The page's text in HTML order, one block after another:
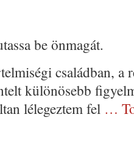
be önmagát.
családban,
különösebb
lélegeztem fel …